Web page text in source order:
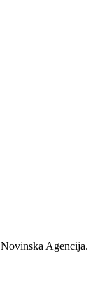
Agencija.